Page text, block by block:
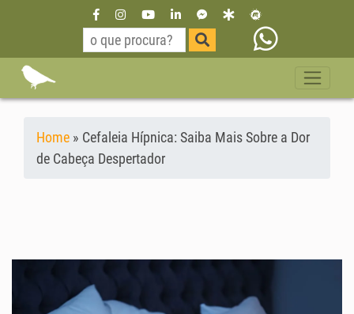
Home » Cefaleia Hípnica: Saiba Mais Sobre a Dor
de Cabeça Despertador